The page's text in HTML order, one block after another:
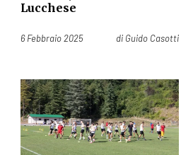
Lucchese
Pubblicato il
6 Febbraio 2025 di Guido Casotti